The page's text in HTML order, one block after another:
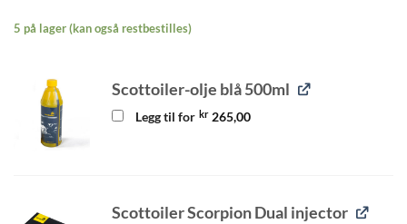
5 på lager (kan også restbestilles)
Scottoiler-olje blå 500ml
Legg til for kr 265,00
Scottoiler Scorpion Dual injector